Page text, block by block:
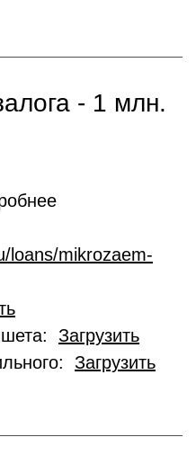
- 1 млн.
loans/mikrozaem-
Загрузить
Загрузить